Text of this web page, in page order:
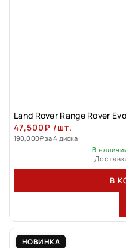
Land Rovеr Rаngе Rоver
47,500₽ /шт.
190,000₽за 4 диска
В
В
НОВИНКА